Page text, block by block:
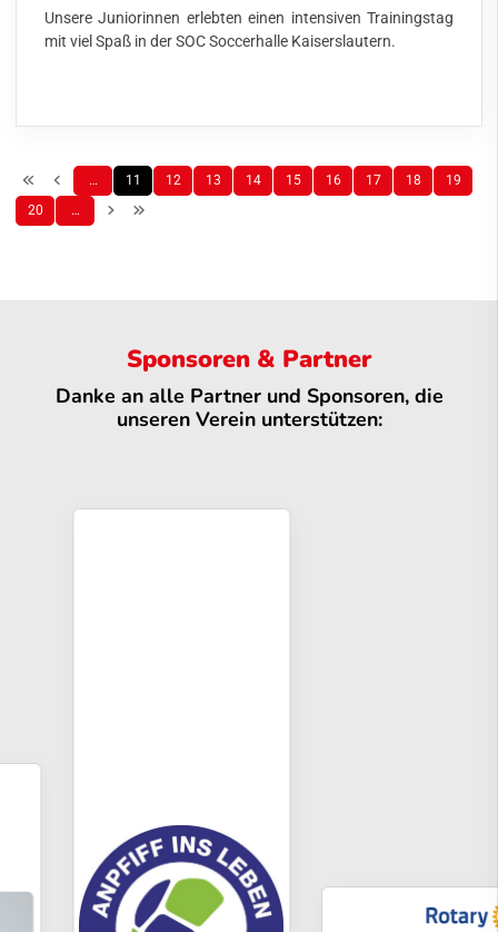
Unsere Juniorinnen erlebten einen intensiven Trainingstag
mit viel Spaß in der SOC Soccerhalle Kaiserslautern.
… 11 12 13 14 15 16 17 18
19
20
…
Sponsoren & Partner
Danke an alle Partner und Sponsoren, die
unseren Verein unterstützen: